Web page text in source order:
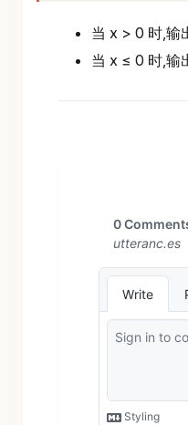
当 x > 0 时,输
当 x ≤ 0 时,输